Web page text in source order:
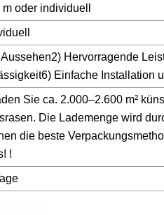
oder individuell
Hervorragende
Einfache Installation
Sie ca. 2.000–2.600 m²
Die Lademenge wird
die beste
!